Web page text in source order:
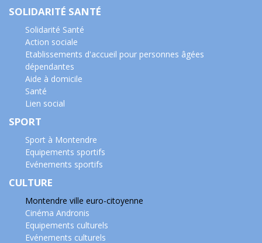
SOLIDARITÉ SANTÉ
Solidarité Santé
Action sociale
Etablissements d'accueil pour personnes âgées
dépendantes
Aide à domicile
Santé
Lien social
SPORT
Sport à Montendre
Equipements sportifs
Evénements sportifs
CULTURE
Montendre ville euro-citoyenne
Cinéma Andronis
Equipements culturels
Evénements culturels